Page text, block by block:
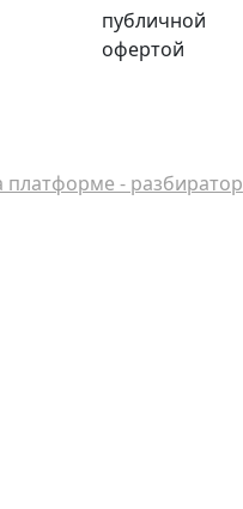
публичной
офертой
платформе - разбиратор